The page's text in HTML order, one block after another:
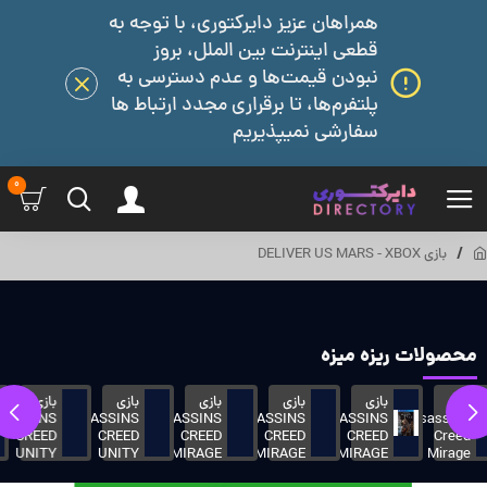
همراهان عزیز دایرکتوری، با توجه به
قطعی اینترنت بین الملل، بروز
نبودن قیمت‌ها و عدم دسترسی به
پلتفرم‌ها، تا برقراری مجدد ارتباط ها
سفارشی نمیپذیریم
0
بازی DELIVER US MARS - XBOX
محصولات ریزه میزه
بازی
ASSASSINS
CREED
MIRAGE
بازی
ASSASSINS
CREED
MIRAGE
بازی
ASSASSINS
CREED
UNITY
بازی
ASSASSINS
CREED
UNITY
بازی
ASSASSINS
CREED
UNITY
بازی